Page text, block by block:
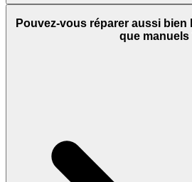
Pouvez-vous réparer aussi
que manuels